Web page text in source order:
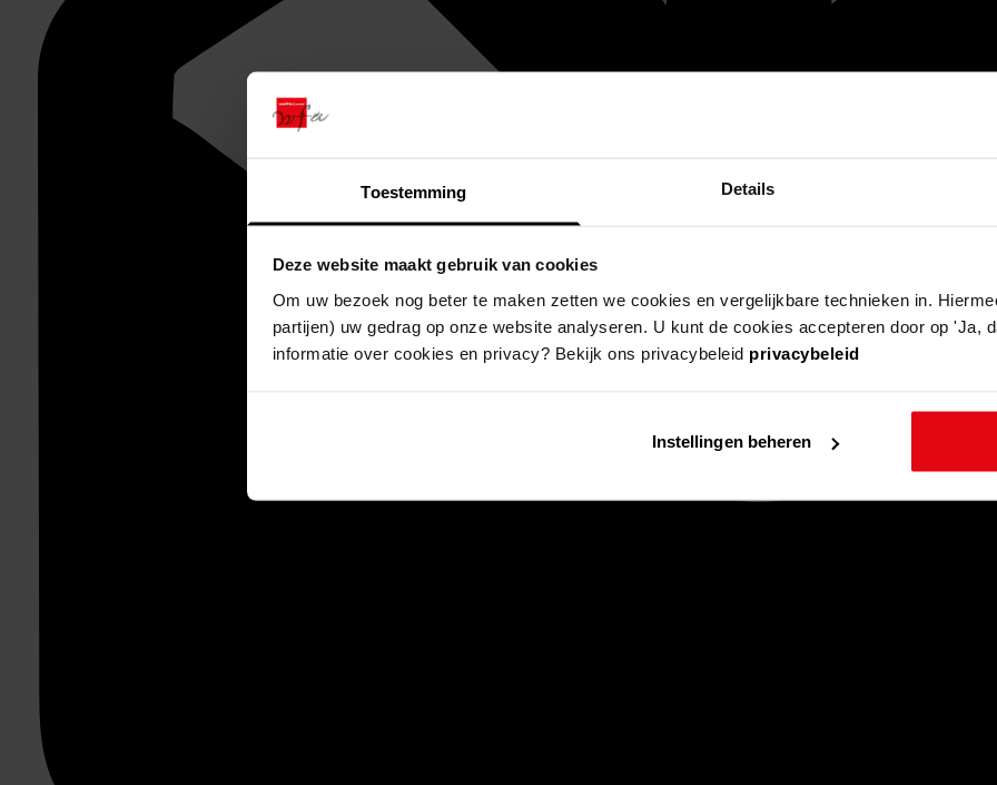
Toestemming Details
Deze website maakt gebruik van cookies
Om uw bezoek nog beter te maken zetten we cookies en vergelijkbare technieken in.
partijen) uw gedrag op onze website analyseren. U kunt de cookies accepteren door op 'Ja,
informatie over cookies en privacy? Bekijk ons privacybeleid privacybeleid
Instellingen beheren